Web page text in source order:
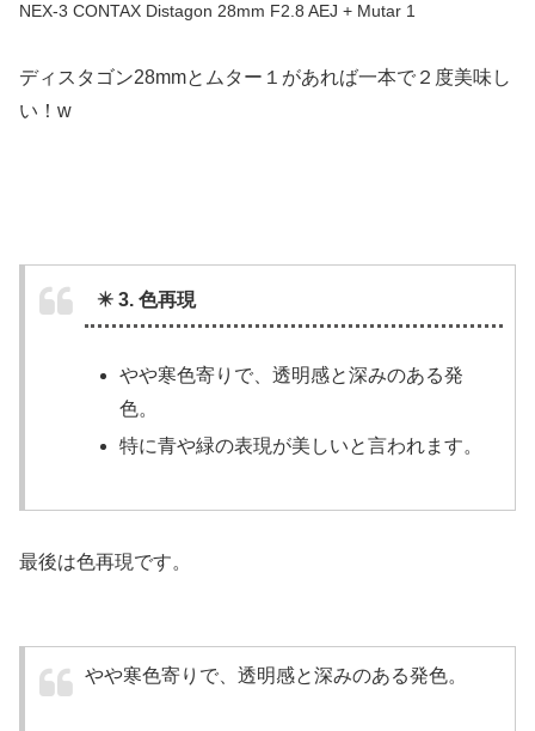
NEX-3 CONTAX Distagon 28mm F2.8 AEJ + Mutar 1
ディスタゴン28mmとムター１があれば一本で２度美味し
い！w
✴️ 3. 色再現
やや寒色寄りで、透明感と深みのある発
色。
特に青や緑の表現が美しいと言われます。
最後は色再現です。
やや寒色寄りで、透明感と深みのある発色。